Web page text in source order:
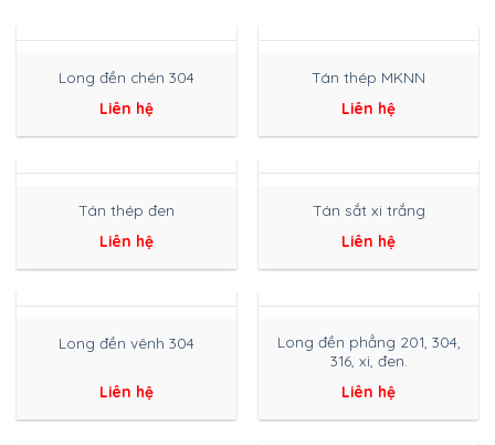
Long đền chén 304
Liên hệ
Tán thép MKNN
Liên hệ
Tán thép đen
Liên hệ
Tán sắt xi trắng
Liên hệ
Long đền vênh 304
Liên hệ
Long đền phẳng 201, 304,
316, xi, đen.
Liên hệ